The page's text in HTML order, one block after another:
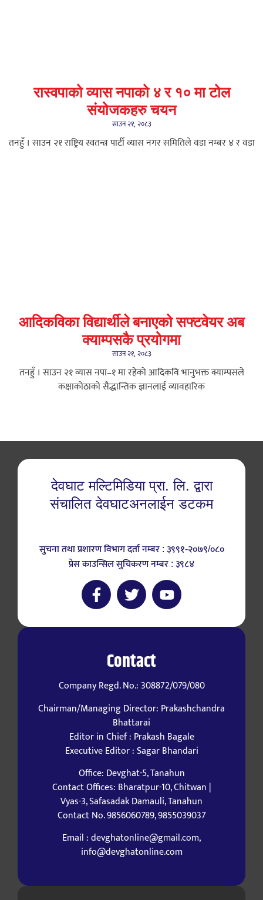
रास्वपाको व्यास नपाको ४ र १० मा टोल
संयोजकहरु चयन
साउन २१, २०८३
तनहुँ । साउन २१ राष्ट्रिय स्वतन्त्र पार्टी व्यास नगर समितिले वडा नम्बर ४ र वडा
आदिकविका विद्यार्थीले बनाएको सफ्टवेयर अब
क्याम्पसकै प्रयोगमा
साउन २१, २०८३
तनहुँ । साउन २१ ​व्यास नपा–१ मा रहेको आदिकवि भानुभक्त क्याम्पसले
कक्षाकोठाको सैद्धान्तिक ज्ञानलाई व्यावहारिक
देवघाट मल्टिमिडिया प्रा. लि. द्वारा
संचालित देवघाटअनलाईन डटकम
सुचना तथा प्रशारण विभाग दर्ता नम्बर : ३९९१-२०७९/०८०
प्रेस काउन्सिल सुचिकरण नम्बर : ३९८४
Contact
Company Regd. No.: 308872/079/080
Chairman/Managing Director: Prakashchandra
Bhattarai
Editor in Chief : Prakash Bagale
Executive Editor : Sagar Bhandari
Office: Devghat-5, Tanahun
Contact Offices: Bharatpur-10, Chitwan |
Vyas-3, Safasadak Damauli, Tanahun
Contact No. 9856060789, 9855039037
Email : devghatonline@gmail.com,
info@devghatonline.com